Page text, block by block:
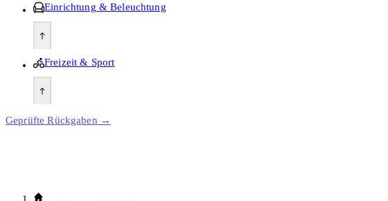
Einrichtung & Beleuchtung
Freizeit & Sport
Geprüfte Rückgaben →